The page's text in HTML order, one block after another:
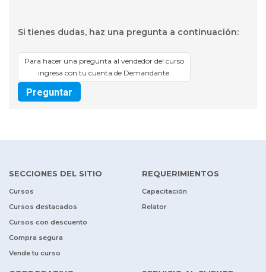
Si tienes dudas, haz una pregunta a continuación:
Para hacer una pregunta al vendedor del curso
ingresa con tu cuenta de Demandante.
Preguntar
SECCIONES DEL SITIO
Cursos
Cursos destacados
Cursos con descuento
Compra segura
Vende tu curso
REQUERIMIENTOS
Capacitación
Relator